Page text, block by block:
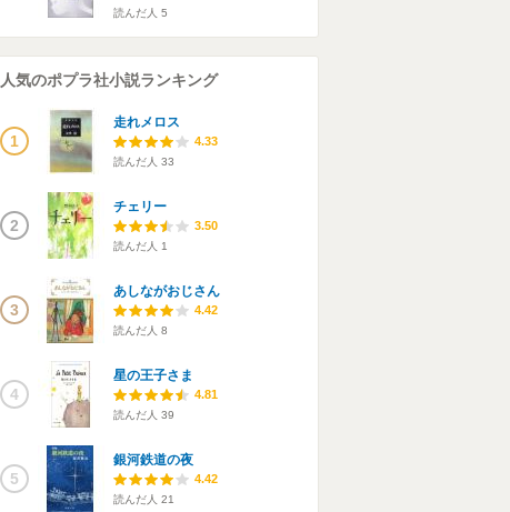
読んだ人 5
人気のポプラ社小説ランキング
1
走れメロス
4.33
読んだ人 33
2
チェリー
3.50
読んだ人 1
3
あしながおじさん
4.42
読んだ人 8
4
星の王子さま
4.81
読んだ人 39
5
銀河鉄道の夜
4.42
読んだ人 21